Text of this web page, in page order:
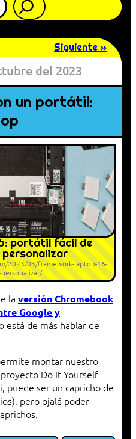
Siguiente »
del 2023
un portátil:
portátil fácil de
2023/03/framework-laptop-16-
la versión Chromebook
Google y
está de más hablar de
montar nuestro
Do It Yourself
puede ser un capricho de
pero ojalá poder